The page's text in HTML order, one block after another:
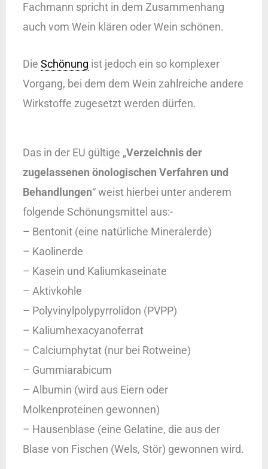
Fachmann spricht in dem Zusammenhang
auch vom Wein klären oder Wein schönen.
Die Schönung ist jedoch ein so komplexer
Vorgang, bei dem dem Wein zahlreiche andere
Wirkstoffe zugesetzt werden dürfen.
Das in der EU gültige „Verzeichnis der
zugelassenen önologischen Verfahren und
Behandlungen“ weist hierbei unter anderem
folgende Schönungsmittel aus:-
– Bentonit (eine natürliche Mineralerde)
– Kaolinerde
– Kasein und Kaliumkaseinate
– Aktivkohle
– Polyvinylpolypyrrolidon (PVPP)
– Kaliumhexacyanoferrat
– Calciumphytat (nur bei Rotweine)
– Gummiarabicum
– Albumin (wird aus Eiern oder
Molkenproteinen gewonnen)
– Hausenblase (eine Gelatine, die aus der
Blase von Fischen (Wels, Stör) gewonnen wird.